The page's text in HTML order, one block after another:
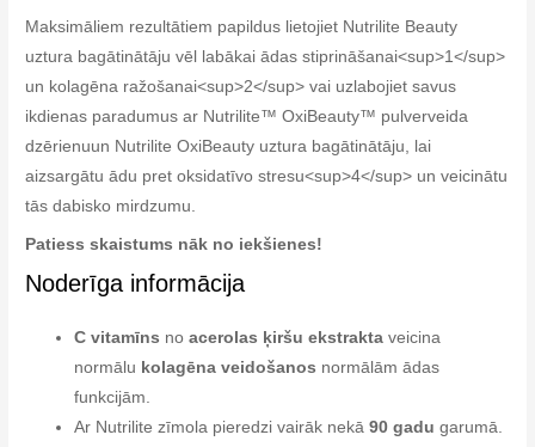
Maksimāliem rezultātiem papildus lietojiet Nutrilite Beauty
uztura bagātinātāju vēl labākai ādas stiprināšanai<sup>1</sup>
un kolagēna ražošanai<sup>2</sup> vai uzlabojiet savus
ikdienas paradumus ar Nutrilite™ OxiBeauty™ pulverveida
dzērienuun Nutrilite OxiBeauty uztura bagātinātāju, lai
aizsargātu ādu pret oksidatīvo stresu<sup>4</sup> un veicinātu
tās dabisko mirdzumu.
Patiess skaistums nāk no iekšienes!
Noderīga informācija
C vitamīns noacerolas ķiršu ekstrakta veicina
normālu kolagēna veidošanos normālām ādas
funkcijām.
Ar Nutrilite zīmola pieredzi vairāk nekā90 gadu garumā.